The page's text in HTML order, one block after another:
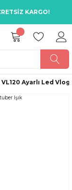
KARGO!
Ayarlı Led